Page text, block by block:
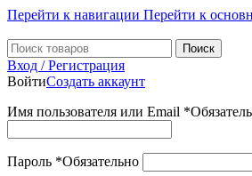
Перейти к навигации Перейти к
Поиск
Вход / Регистрация
ВойтиСоздать аккаунт
Имя пользователя или Email *
Пароль *Обязательно